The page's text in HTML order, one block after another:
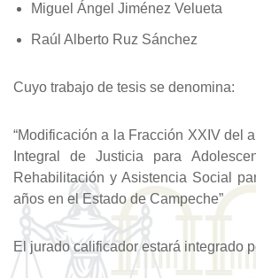
Miguel Ángel Jiménez Velueta
Raúl Alberto Ruz Sánchez
Cuyo trabajo de tesis se denomina:
“Modificación a la Fracción XXIV del
Integral de Justicia para
Rehabilitación y Asistencia Social
años en el Estado de Campeche”
El jurado calificador estará integrado